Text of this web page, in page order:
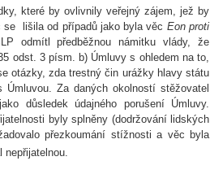
které by ovlivnily veřejný zájem, jež by
se lišila od případů jako byla věc Eon proti
odmítl předběžnou námitku vlády, že
odst. 3 písm. b) Úmluvy s ohledem na to,
otázky, zda trestný čin urážky hlavy státu
Za daných okolností stěžovatel
důsledek údajného porušení Úmluvy.
byly splněny (dodržování lidských
přezkoumání stížnosti a věc byla